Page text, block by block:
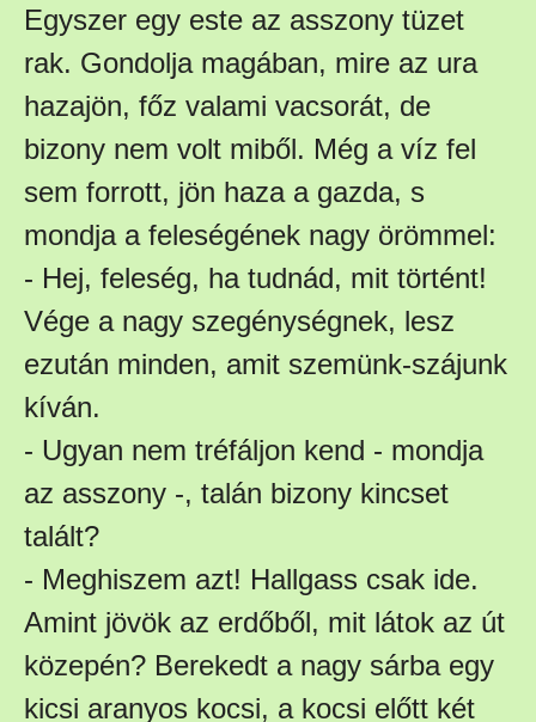
Egyszer egy este az asszony tüzet
rak. Gondolja magában, mire az ura
hazajön, főz valami vacsorát, de
bizony nem volt miből. Még a víz fel
sem forrott, jön haza a gazda, s
mondja a feleségének nagy örömmel:
- Hej, feleség, ha tudnád, mit történt!
Vége a nagy szegénységnek, lesz
ezután minden, amit szemünk-szájunk
kíván.
- Ugyan nem tréfáljon kend - mondja
az asszony -, talán bizony kincset
talált?
- Meghiszem azt! Hallgass csak ide.
Amint jövök az erdőből, mit látok az út
közepén? Berekedt a nagy sárba egy
kicsi aranyos kocsi, a kocsi előtt két